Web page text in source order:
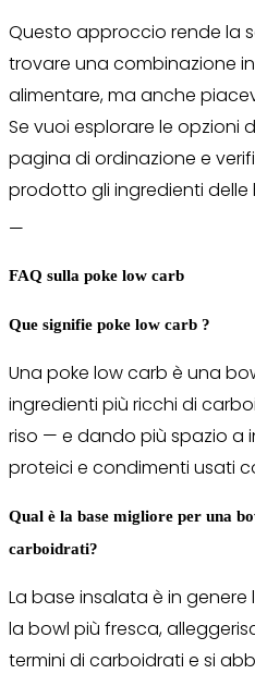
Questo approccio rende la
trovare una combinazione
alimentare, ma anche
Se vuoi esplorare le opzioni
pagina di ordinazione e
prodotto gli ingredienti delle
—
FAQ sulla poke low carb
Que signifie poke low carb ?
Una poke low carb è una
ingredienti più ricchi di
riso — e dando più spazio a
proteici e condimenti usati
Qual è la base migliore per una
carboidrati?
La base insalata è in
la bowl più fresca,
termini di carboidrati e si